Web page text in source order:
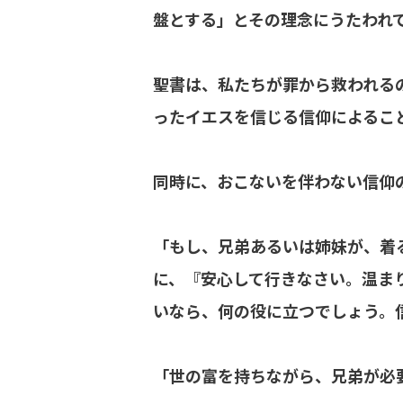
盤とする」とその理念にうたわれ
聖書は、私たちが罪から救われ
ったイエスを信じる信仰によるこ
同時に、おこないを伴わない信
「もし、兄弟あるいは姉妹が、
に、『安心して行きなさい。温
いなら、何の役に立つでしょう
「世の富を持ちながら、兄弟が